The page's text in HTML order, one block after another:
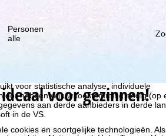
te verzamelen, die wij, TravelTrex
voor statistische analyse, individuele
hebben wij uw toestemming nodig (op
aan derde aanbieders in derde
in de VS.
cookies en soortgelijke technologieën.
Personen
alle
voor gezinnen!